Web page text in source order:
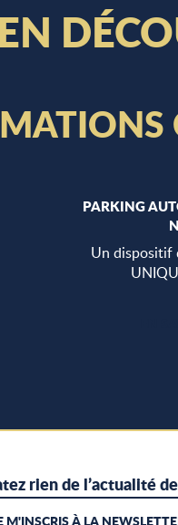
PARKING
Un dispositif
rien de l’actualité
M'INSCRIS À LA